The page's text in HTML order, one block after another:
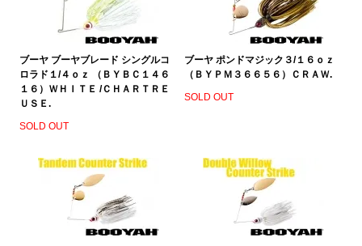
ブーヤ ブーヤブレード シングルコ
ロラド１/４ｏｚ （ＢＹＢＣ１４６
１６）ＷＨＩＴＥ /ＣＨＡＲＴＲＥ
ＵＳＥ.
SOLD OUT
ブーヤ ポンドマジック３/１６ｏｚ
（ＢＹＰＭ３６６５６）ＣＲＡＷ.
SOLD OUT